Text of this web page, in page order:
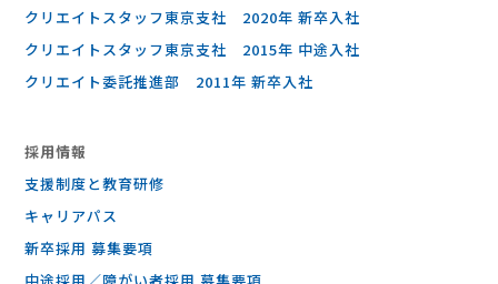
クリエイトスタッフ東京支社 2020年 新卒入社
クリエイトスタッフ東京支社 2015年 中途入社
クリエイト委託推進部 2011年 新卒入社
採⽤情報
支援制度と教育研修
キャリアパス
新卒採用 募集要項